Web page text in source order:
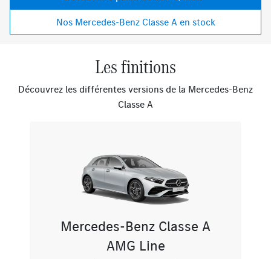
Nos Mercedes-Benz Classe A en stock
Les finitions
Découvrez les différentes versions de la Mercedes-Benz
Classe A
Mercedes-Benz Classe A
AMG Line